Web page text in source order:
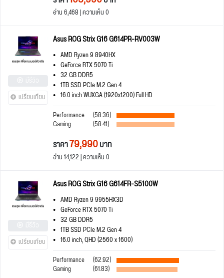
อ่าน 6,468 | ความเห็น 0
เปรียบเทียบ
Asus ROG Strix G16 G614PR-RV003W
AMD Ryzen 9 8940HX
GeForce RTX 5070 Ti
32 GB DDR5
1TB SSD PCIe M.2 Gen 4
16.0 inch WUXGA (1920x1200) Full HD
Performance
(58.36)
Gaming (58.41)
ราคา79,990บาท
อ่าน 14,122 | ความเห็น 0
เปรียบเทียบ
Asus ROG Strix G16 G614FR-S5100W
AMD Ryzen 9 9955HX3D
GeForce RTX 5070 Ti
32 GB DDR5
1TB SSD PCIe M.2 Gen 4
16.0 inch, QHD (2560 x 1600)
Performance
(62.92)
Gaming (61.83)